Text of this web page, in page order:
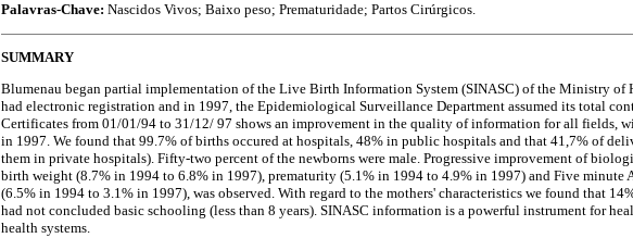
Palavras-Chave: Nascidos Vivos; Baixo peso; Prematuridade; Partos Cirúrgicos.
SUMMARY
Blumenau began partial implementation of the Live Birth Information System (SINASC) of the Ministry of
had electronic registration and in 1997, the Epidemiological Surveillance Department assumed its total
Certificates from 01/01/94 to 31/12/ 97 shows an improvement in the quality of information for all fields,
in 1997. We found that 99.7% of births occured at hospitals, 48% in public hospitals and that 41,7% of
them in private hospitals). Fifty-two percent of the newborns were male. Progressive improvement of
birth weight (8.7% in 1994 to 6.8% in 1997), prematurity (5.1% in 1994 to 4.9% in 1997) and Five minute
(6.5% in 1994 to 3.1% in 1997), was observed. With regard to the mothers' characteristics we found that
had not concluded basic schooling (less than 8 years). SINASC information is a powerful instrument for
health systems.